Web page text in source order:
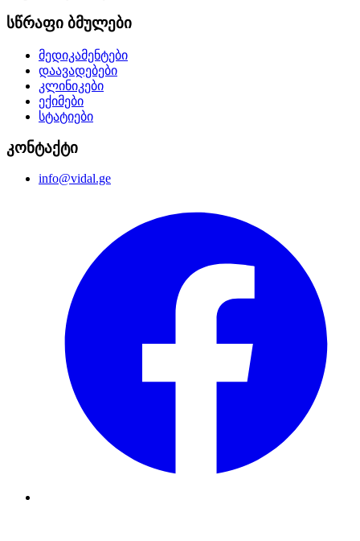
სწრაფი ბმულები
მედიკამენტები
დაავადებები
კლინიკები
ექიმები
სტატიები
კონტაქტი
info@vidal.ge